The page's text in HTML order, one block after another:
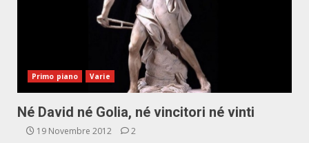
Primo piano Varie
Né David né Golia, né vincitori né vinti
19 Novembre 2012 2